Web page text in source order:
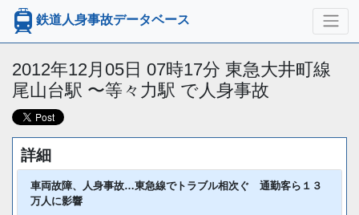
鉄道人身事故データベース
2012年12月05日 07時17分 東急大井町線
尾山台駅 〜等々力駅 で人身事故
詳細
車両故障、人身事故…東急線でトラブル相次ぐ 通勤客ら１３
万人に影響